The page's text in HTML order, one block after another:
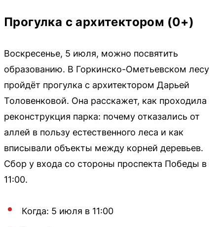
Прогулка с архитектором (0+)
Воскресенье, 5 июля, можно посвятить
образованию. В Горкинско-Ометьевском лесу
пройдёт прогулка с архитектором Дарьей
Толовенковой. Она расскажет, как проходила
реконструкция парка: почему отказались от
аллей в пользу естественного леса и как
вписывали объекты между корней деревьев.
Сбор у входа со стороны проспекта Победы в
11:00.
Когда: 5 июля в 11:00